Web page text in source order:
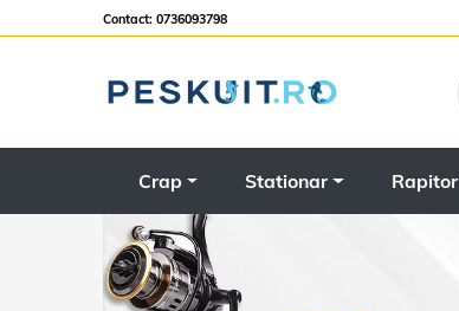
Contact: 0736093798
Crap Stationar Rapitor